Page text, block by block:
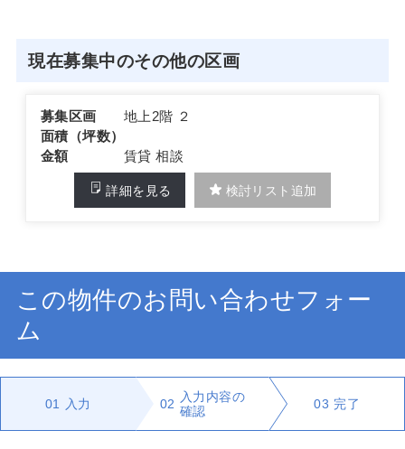
現在募集中のその他の区画
募集区画
地上2階 ２
面積（坪数）
金額
賃貸 相談
詳細を見る 検討リスト追加
この物件のお問い合わせフォー
ム
01 入力 02
入力内容の
確認
03 完了